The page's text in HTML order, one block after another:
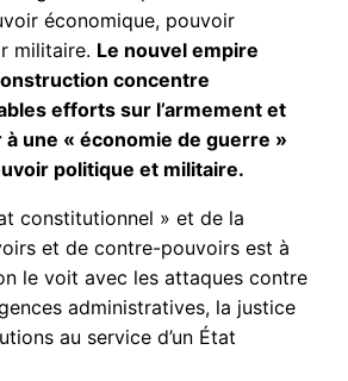
économique, pouvoir
militaire. Le nouvel empire
concentre
efforts sur l’armement et
à une « économie de guerre »
politique et militaire.
constitutionnel » et de la
et de contre-pouvoirs est à
le voit avec les attaques contre
administratives, la justice
au service d’un État